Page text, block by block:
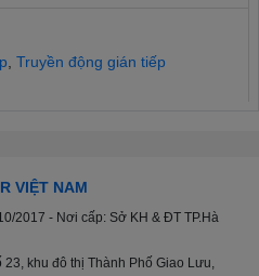
Truyền động gián tiếp
VIỆT NAM
2017 - Nơi cấp: Sở KH & ĐT TP.Hà
23, khu đô thị Thành Phố Giao Lưu,